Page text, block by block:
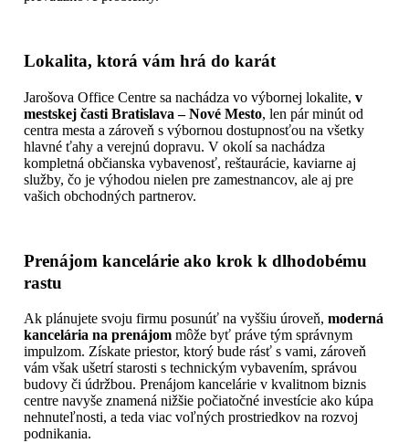
Lokalita, ktorá vám hrá do karát
Jarošova Office Centre sa nachádza vo výbornej lokalite, v
mestskej časti Bratislava – Nové Mesto, len pár minút od
centra mesta a zároveň s výbornou dostupnosťou na všetky
hlavné ťahy a verejnú dopravu. V okolí sa nachádza
kompletná občianska vybavenosť, reštaurácie, kaviarne aj
služby, čo je výhodou nielen pre zamestnancov, ale aj pre
vašich obchodných partnerov.
Prenájom kancelárie ako krok k dlhodobému
rastu
Ak plánujete svoju firmu posunúť na vyššiu úroveň, moderná
kancelária na prenájom môže byť práve tým správnym
impulzom. Získate priestor, ktorý bude rásť s vami, zároveň
vám však ušetrí starosti s technickým vybavením, správou
budovy či údržbou. Prenájom kancelárie v kvalitnom biznis
centre navyše znamená nižšie počiatočné investície ako kúpa
nehnuteľnosti, a teda viac voľných prostriedkov na rozvoj
podnikania.